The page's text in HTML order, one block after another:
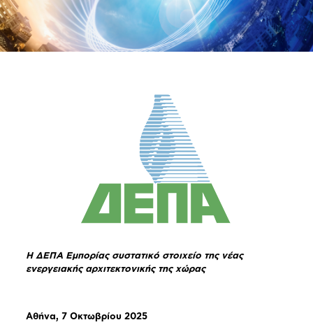
Η ΔΕΠΑ Εμπορίαςσυστατικό στοιχείο της νέας
ενεργειακής αρχιτεκτονικής της χώρας
Αθήνα, 7 Οκτωβρίου 2025